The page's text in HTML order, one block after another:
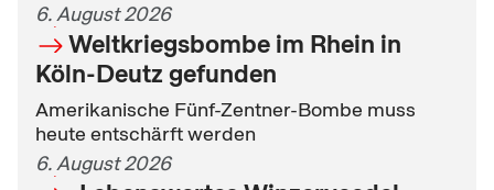
6. August 2026
Weltkriegsbombe im Rhein in
Köln-Deutz gefunden
Amerikanische Fünf-Zentner-Bombe muss
heute entschärft werden
6. August 2026